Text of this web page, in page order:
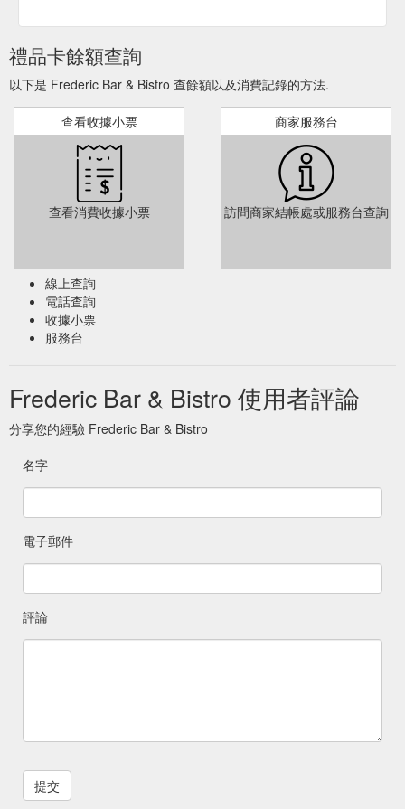
禮品卡餘額查詢
以下是 Frederic Bar & Bistro 查餘額以及消費記錄的方法.
查看收據小票
查看消費收據小票
商家服務台
訪問商家結帳處或服務台查詢
線上查詢
電話查詢
收據小票
服務台
Frederic Bar & Bistro 使用者評論
分享您的經驗 Frederic Bar & Bistro
名字
電子郵件
評論